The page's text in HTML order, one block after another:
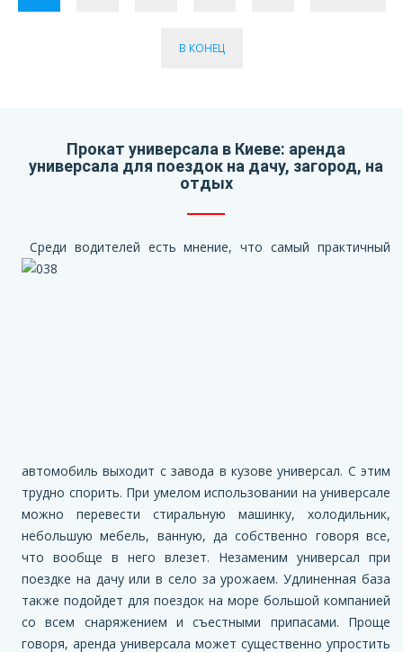
В КОНЕЦ
Прокат универсала в Киеве: аренда
универсала для поездок на дачу, загород, на
отдых
Среди водителей есть мнение, что самый практичный
автомобиль выходит с завода в кузове универсал. С этим
трудно спорить. При умелом использовании на универсале
можно перевести стиральную машинку, холодильник,
небольшую мебель, ванную, да собственно говоря все,
что вообще в него влезет. Незаменим универсал при
поездке на дачу или в село за урожаем. Удлиненная база
также подойдет для поездок на море большой компанией
со всем снаряжением и съестными припасами. Проще
говоря, аренда универсала может существенно упростить